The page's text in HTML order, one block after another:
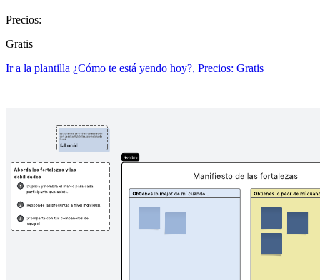
Precios:
Gratis
Ir a la plantilla ¿Cómo te está yendo hoy?, Precios: Gratis